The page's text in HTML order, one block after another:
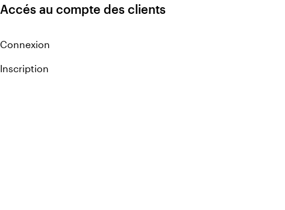
Accés au compte des clients
Connexion
Inscription